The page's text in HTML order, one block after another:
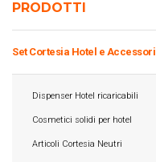
PRODOTTI
Set Cortesia Hotel e Accessori
Dispenser Hotel ricaricabili
Cosmetici solidi per hotel
Articoli Cortesia Neutri